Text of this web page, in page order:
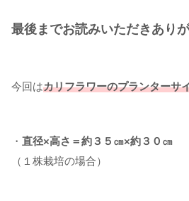
最後までお読みいただきあり
今回はカリフラワーのプランターサ
・ 直径×高さ＝約３５㎝×約３０㎝
（１株栽培の場合）